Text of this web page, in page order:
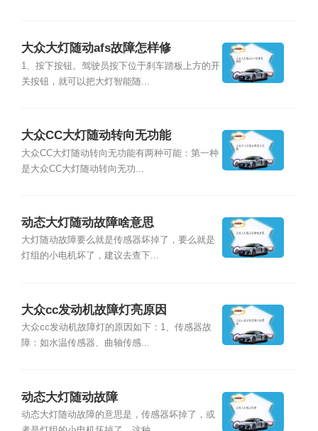
大众大灯随动afs故障怎样修
1、按下按钮。驾驶员按下位于刹车踏板上方的开
关按钮，就可以把大灯智能随...
大众CC大灯随动转向无功能
大众CC大灯随动转向无功能有两种可能：第一种
是大众CC大灯随动转向无功...
动态大灯随动故障啥意思
大灯随动故障要么就是传感器坏掉了，要么就是
灯组的小电机坏了，建议去查下...
大众cc发动机故障灯亮原因
大众cc发动机故障灯的原因如下：1、传感器故
障：如水温传感器、曲轴传感...
动态大灯随动故障
动态大灯随动故障的意思是，传感器坏掉了，或